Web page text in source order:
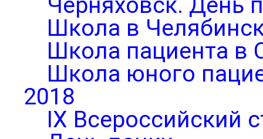
Школа в
Школа пациента в
Школа юного
2018
IX Всероссийский